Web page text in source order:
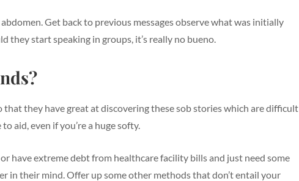
Get back to previous messages observe what was initially
they start speaking in groups, it’s really no bueno.
they have great at discovering these sob stories which are difficult
aid, even if you’re a huge softy.
have extreme debt from healthcare facility bills and just need some
in their mind. Offer up some other methods that don’t entail your